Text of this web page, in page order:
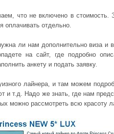
что не включено в стоимость.
оплачивать отдельно.
ли нам дополнительно виза и
на сайт, где подробно
анкету и подать заявку.
лайнера, и там можем
т.д. Надо же знать, где нам
можно рассмотреть всю красоту